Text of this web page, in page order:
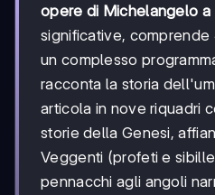
opere di Michelangelo a
significative,
un complesso
racconta la storia
articola in nove riquadri
storie della Genesi,
Veggenti (profeti e
pennacchi agli angoli